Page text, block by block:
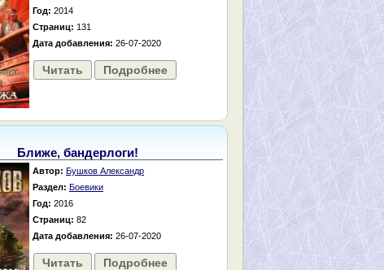
Год: 2014
Страниц: 131
Дата добавления: 26-07-2020
Читать Подробнее
Ближе, бандерлоги!
Автор: Бушков Александр
Раздел: Боевики
Год: 2016
Страниц: 82
Дата добавления: 26-07-2020
Читать Подробнее